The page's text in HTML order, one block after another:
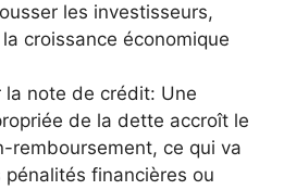
les investisseurs,
croissance économique
la note de crédit: Une
de la dette accroît le
remboursement, ce qui va
financières ou